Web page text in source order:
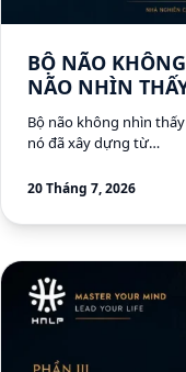
BỘ NÃO
NÃO NHÌN
DỰNG VỀ THẾ
Bộ não không nhìn
nó đã xây dựng từ…
20 Tháng 7, 2026